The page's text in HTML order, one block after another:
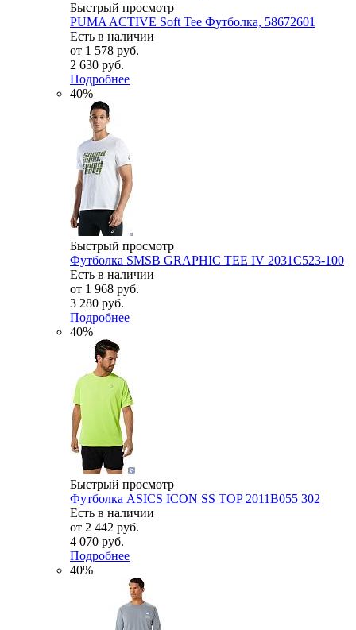
Быстрый просмотр
PUMA ACTIVE Soft Tee Футболка, 58672601
Есть в наличии
от 1 578 руб.
2 630 руб.
Подробнее
40%
Быстрый просмотр
Футболка SMSB GRAPHIC TEE IV 2031C523-100
Есть в наличии
от 1 968 руб.
3 280 руб.
Подробнее
40%
Быстрый просмотр
Футболка ASICS ICON SS TOP 2011B055 302
Есть в наличии
от 2 442 руб.
4 070 руб.
Подробнее
40%